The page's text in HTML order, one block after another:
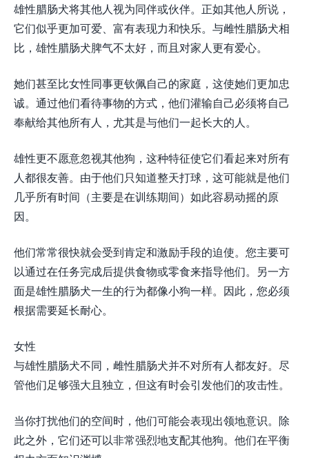
雄性腊肠犬将其他人视为同伴或伙伴。正如其他人所说，
它们似乎更加可爱、富有表现力和快乐。与雌性腊肠犬相
比，雄性腊肠犬脾气不太好，而且对家人更有爱心。
她们甚至比女性同事更钦佩自己的家庭，这使她们更加忠
诚。通过他们看待事物的方式，他们灌输自己必须将自己
奉献给其他所有人，尤其是与他们一起长大的人。
雄性更不愿意忽视其他狗，这种特征使它们看起来对所有
人都很友善。由于他们只知道整天打球，这可能就是他们
几乎所有时间（主要是在训练期间）如此容易动摇的原
因。
他们常常很快就会受到肯定和激励手段的迫使。您主要可
以通过在任务完成后提供食物或零食来指导他们。另一方
面是雄性腊肠犬一生的行为都像小狗一样。因此，您必须
根据需要延长耐心。
女性
与雄性腊肠犬不同，雌性腊肠犬并不对所有人都友好。尽
管他们足够强大且独立，但这有时会引发他们的攻击性。
当你打扰他们的空间时，他们可能会表现出领地意识。除
此之外，它们还可以非常强烈地支配其他狗。他们在平衡